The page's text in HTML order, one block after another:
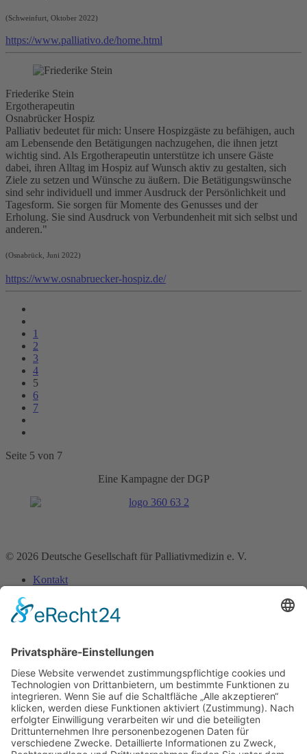
(Schweinfurt, Oktober 2022)
https://www.palliativo.de/home.html
Friederike Stein
Ergotherapeutin
Osnabrücker Hospiz
Palliativ bedeutet für mich: Unsere Hospizgäste zu befähigen, auch
am Lebensende den Betätigungen nachzugehen, die ihnen jetzt
wichtig sind. Als Ergotherapeutin unterstütze ich unsere Gäste
dabei, ihren Alltag im Hospiz auf Wunsch aktiv zu gestalten, sich
Ziele zu setzen und Wünsche zu äußern. Die Betätigungswünsche
sind sehr individuell und immer Ausdruck der Persönlichkeit und
Tagesform. Sie sorgen für Momente des Genusses und der
Erholung. Sie sind Ausdruck von Verbundenheit mit sich selbst und
anderen."
(Osnabrück, Juni 2022)
https://www.osnabruecker-hospiz.de/
1
2
3
4
5
6
7
Seite 5 von 7
Eine Kampagne der DGP
© 2026 Deutsche Gesellschaft für Palliativmedizin e. V.
Kontakt
Datenschutz­erklärung
Bereiche
Pharmazie
Pflege
Psychologie
Seelsorge
Soziale Arbeit
Rechtsberufe
Physio-, Ergotherapie & Logopädie